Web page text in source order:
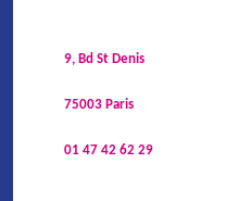
9, Bd St Denis
75003 Paris
01 47 42 62 29